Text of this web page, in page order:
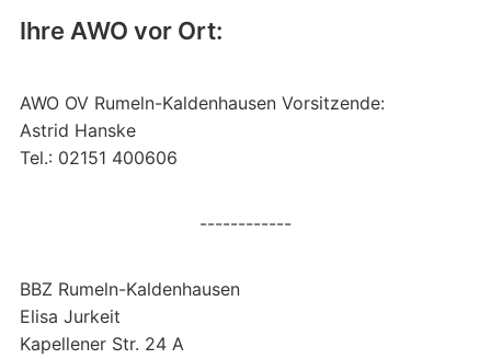
Ihre AWO vor Ort:
AWO OV Rumeln-Kaldenhausen Vorsitzende:
Astrid Hanske
Tel.: 02151 400606
------------
BBZ Rumeln-Kaldenhausen
Elisa Jurkeit
Kapellener Str. 24 A